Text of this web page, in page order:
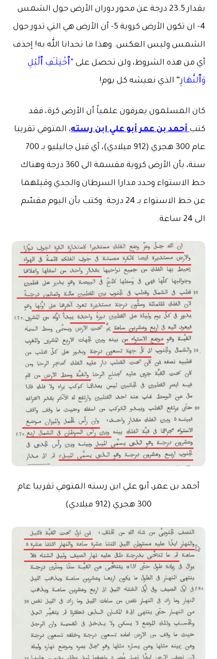
بقدار 23.5 درجة عن محور دوران الأرض حول الشمس
4- ان تكون الأرض كروية 5- أن الأرض هي التي تدور حول
الشمس وليس العكس. وهذا ما تحدانا الله به! إحذف
أي من هذه الشروط، ولن تحصل على “ٱخْتِلَـٰفِ ٱلَّيْلِ
وَٱلنَّهَارِ” الذي نعيشه كل يوم!
كان المسلمون يعرفون علمياً أن الأرض كرة، فقد
كتبأحمد بن عمر أبو علي ابن رسته، المتوفي تقريبا
عام 300 هجري (912 ميلادي)، أي قبل جاليليو بـ 700
سنة، بأن الأرض كروية مقسمة الى 360 درجة وهناك
خط الاستواء وحدد مدارا السرطان والجدي ومَيلهما
عن خط الاستواء بـ 24 درجة. وكتب بأن اليوم مقسّم
الى 24 ساعة.
أحمد بن عمر، أبو علي ابن رسته المتوفي تقريبا عام
300 هجري (912 ميلادي)